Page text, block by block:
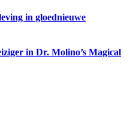
in gloednieuwe
in Dr. Molino’s Magical